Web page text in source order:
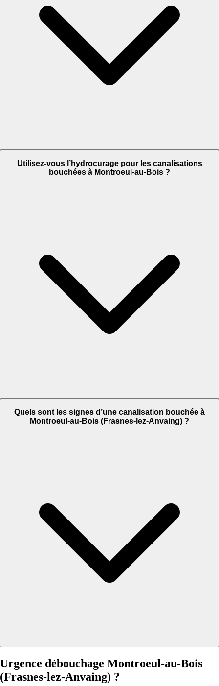
Utilisez-vous l’hydrocurage pour les canalisations
bouchées à Montroeul-au-Bois ?
Quels sont les signes d’une canalisation bouchée à
Montroeul-au-Bois (Frasnes-lez-Anvaing) ?
Urgence débouchage Montroeul-au-Bois
(Frasnes-lez-Anvaing) ?